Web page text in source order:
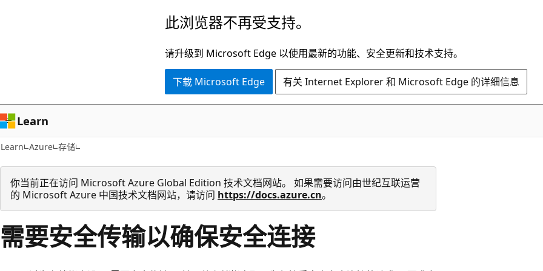
容
此浏览器不再受支持。
请升级到 Microsoft Edge 以使用最新的功能、安全更新和技术支持。
下载 Microsoft Edge 有关 Internet Explorer 和 Microsoft Edge 的详细信息
Learn
Learn Azure 存储
你当前正在访问 Microsoft Azure Global Edition 技术文档网站。 如果需要访问由世纪互联运营
的 Microsoft Azure 中国技术文档网站，请访问 https://docs.azure.cn。
需要安全传输以确保安全连接